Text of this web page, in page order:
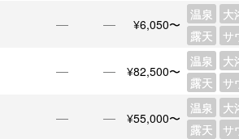
― ― ¥6,050〜
温泉
大
露天
サ
― ― ¥82,500〜
温泉
大
露天
サ
― ― ¥55,000〜
温泉
大
露天
サ